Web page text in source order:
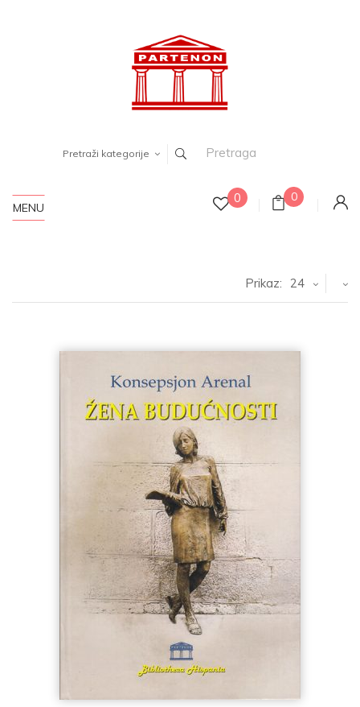
Pretraži kategorije
0 0
MENU
Prikaz: 24